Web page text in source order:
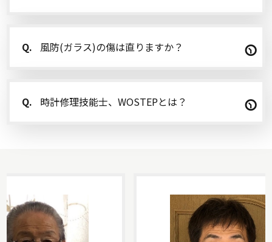
Q. 風防(ガラス)の傷は直りますか？
Q. 時計修理技能士、WOSTEPとは？